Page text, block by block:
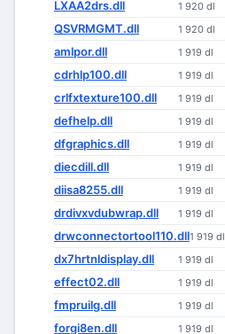
LXAA2drs.dll 1 920 dl
QSVRMGMT.dll 1 920 dl
amlpor.dll 1 919 dl
cdrhlp100.dll 1 919 dl
crlfxtexture100.dll 1 919 dl
defhelp.dll 1 919 dl
dfgraphics.dll 1 919 dl
diecdill.dll 1 919 dl
diisa8255.dll 1 919 dl
drdivxvdubwrap.dll 1 919 dl
drwconnectortool110.dll1 919 dl
dx7hrtnldisplay.dll 1 919 dl
effect02.dll 1 919 dl
fmpruilg.dll 1 919 dl
forgi8en.dll 1 919 dl